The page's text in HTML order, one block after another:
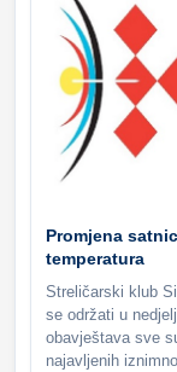
Promjena
temperatura
Streličarski klub
se održati u
obavještava sve
najavljenih